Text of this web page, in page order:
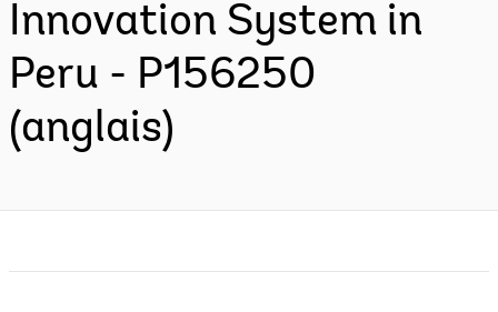
Innovation System in
Peru - P156250
(anglais)